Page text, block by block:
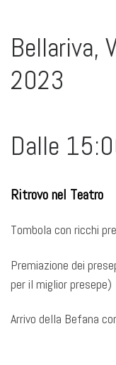
Bellariva,
2023
Dalle
Ritrovo nel Teatro
Tombola con ricchi
Premiazione dei
per il miglior presepe)
Arrivo della Befana